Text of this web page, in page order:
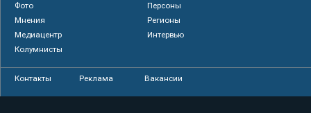
Фото
Персоны
Мнения
Регионы
Медиацентр
Интервью
Колумнисты
Контакты Реклама Вакансии